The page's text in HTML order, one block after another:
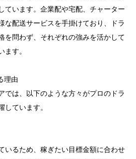
ています。企業配や宅配、チャーター
な配送サービスを手掛けており、ドラ
を問わず、それぞれの強みを活かして
ます。
理由
では、以下のような方々がプロのドラ
しています。
いるため、稼ぎたい目標金額に合わせ